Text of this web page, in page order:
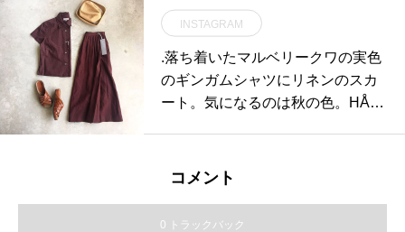
適なサングラスレンズです。(動画
は水平方向で効果を発揮すること
をテストしたものです。)HAUSに
あるフレームにほぼ全て入れられ
レンズ、是非お試しください！#h
megane #ハウス松江#偏光レンズ
#偏光サングラス#サングラス#pol
INSTAGRAM
.落ち着いたマルベリークワの実色
のギンガムシャツにリネンのスカ
ート。気になるのは秋の色。HÅU
well #dry ginghamcheck cotton #gi
コメント
0 トラックバック